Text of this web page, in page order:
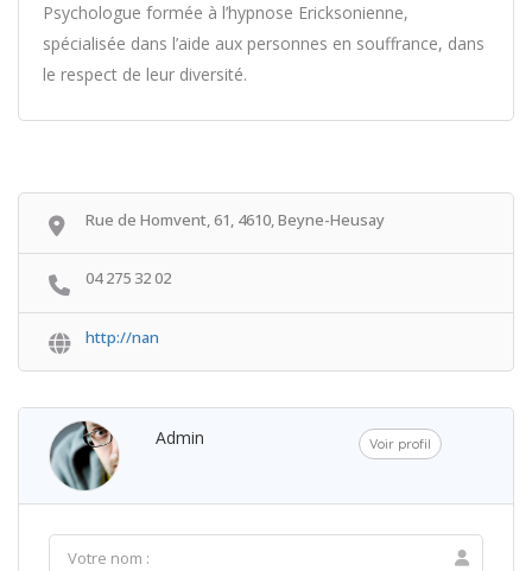
Psychologue formée à l’hypnose Ericksonienne,
spécialisée dans l’aide aux personnes en souffrance, dans
le respect de leur diversité.
Rue de Homvent, 61, 4610, Beyne-Heusay
04 275 32 02
http://nan
Admin Voir profil